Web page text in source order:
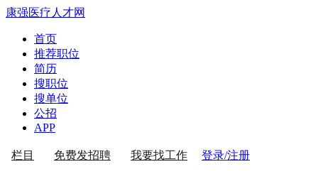
康强医疗人才网
首页
推荐职位
简历
搜职位
搜单位
公招
APP
栏目 免费发招聘 我要找工作 登录/注册